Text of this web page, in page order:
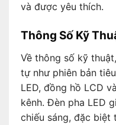
và được yêu thích.
Thông Số Kỹ
Về thông số kỹ
tự như phiên bản
LED, đồng hồ LCD
kênh. Đèn pha LED
chiếu sáng, đặc biệt